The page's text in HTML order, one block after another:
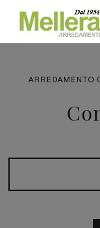
ARREDAMENTO